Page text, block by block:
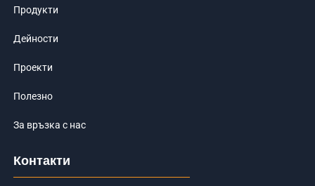
Продукти
Дейности
Проекти
Полезно
За връзка с нас
Контакти